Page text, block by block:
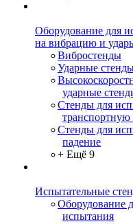
Оборудование для
на вибрацию и
Вибростенды
Ударные
ударные
Стенды для
транспортную
Стенды для
падение
+ Ещё 9
Испытательные
Оборудование
испытания